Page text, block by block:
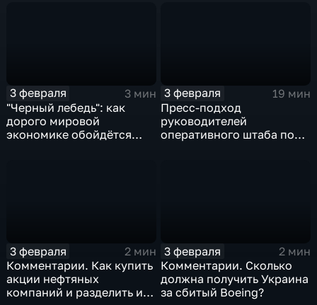
3 февраля
3 мин
"Черный лебедь": как
дорого мировой
экономике обойдётся
3 февраля
19 мин
Пресс-подход
руководителей
оперативного штаба по
3 февраля
2 мин
Комментарии. Как купить
акции нефтяных
компаний и разделить их
3 февраля
2 мин
Комментарии. Сколько
должна получить Украина
за сбитый Boeing?